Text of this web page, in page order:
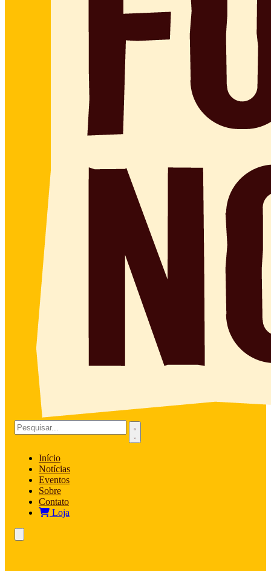
Início
Notícias
Eventos
Sobre
Contato
Loja